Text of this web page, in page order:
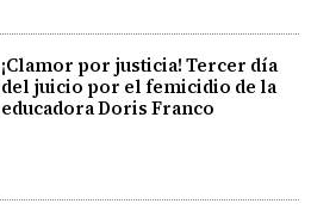
¡Clamor por justicia! Tercer día
del juicio por el femicidio de la
educadora Doris Franco